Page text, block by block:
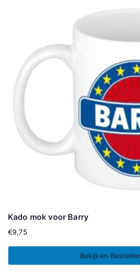
Kado mok voor Barry
€9,75
Bekijken-Bestellen